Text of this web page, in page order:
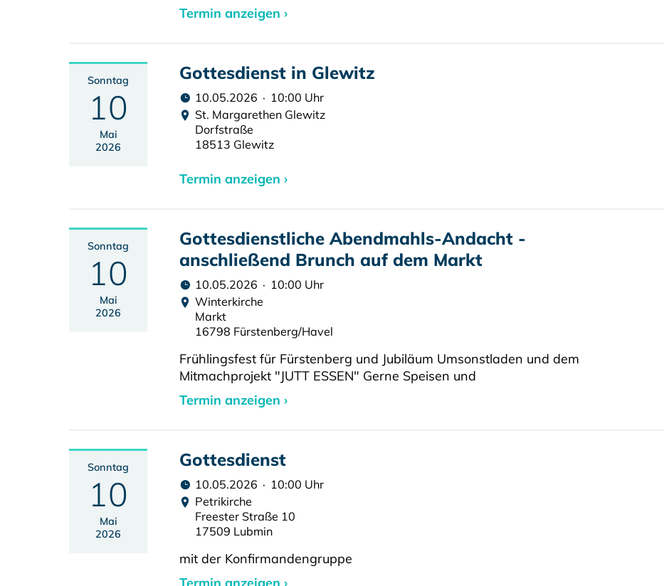
Termin anzeigen ›
Sonntag
10
Mai
2026
Gottesdienst in Glewitz
10.05.2026 · 10:00 Uhr
St. Margarethen Glewitz
Dorfstraße
18513 Glewitz
Termin anzeigen ›
Sonntag
10
Mai
2026
Gottesdienstliche Abendmahls-Andacht -
anschließend Brunch auf dem Markt
10.05.2026 · 10:00 Uhr
Winterkirche
Markt
16798 Fürstenberg/Havel
Frühlingsfest für Fürstenberg und Jubiläum Umsonstladen und dem
Mitmachprojekt "JUTT ESSEN" Gerne Speisen und
Termin anzeigen ›
Sonntag
10
Mai
2026
Gottesdienst
10.05.2026 · 10:00 Uhr
Petrikirche
Freester Straße 10
17509 Lubmin
mit der Konfirmandengruppe
Termin anzeigen ›